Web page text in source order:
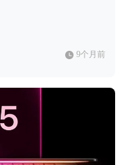
9个月前